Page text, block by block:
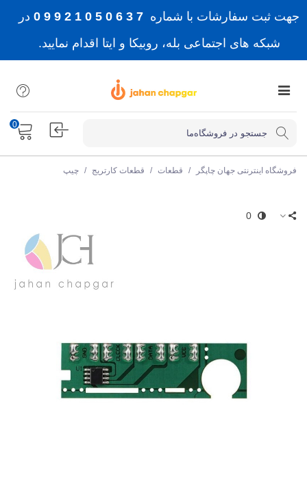
جهت ثبت سفارشات با شماره 7 3 6 0 5 0 1 2 9 9 0
در
شبکه های اجتماعی بله، روبیکا و ایتا اقدام نمایید.
0
فروشگاه اینترنتی جهان چاپگر / قطعات / قطعات کارتریج / چیپ
0